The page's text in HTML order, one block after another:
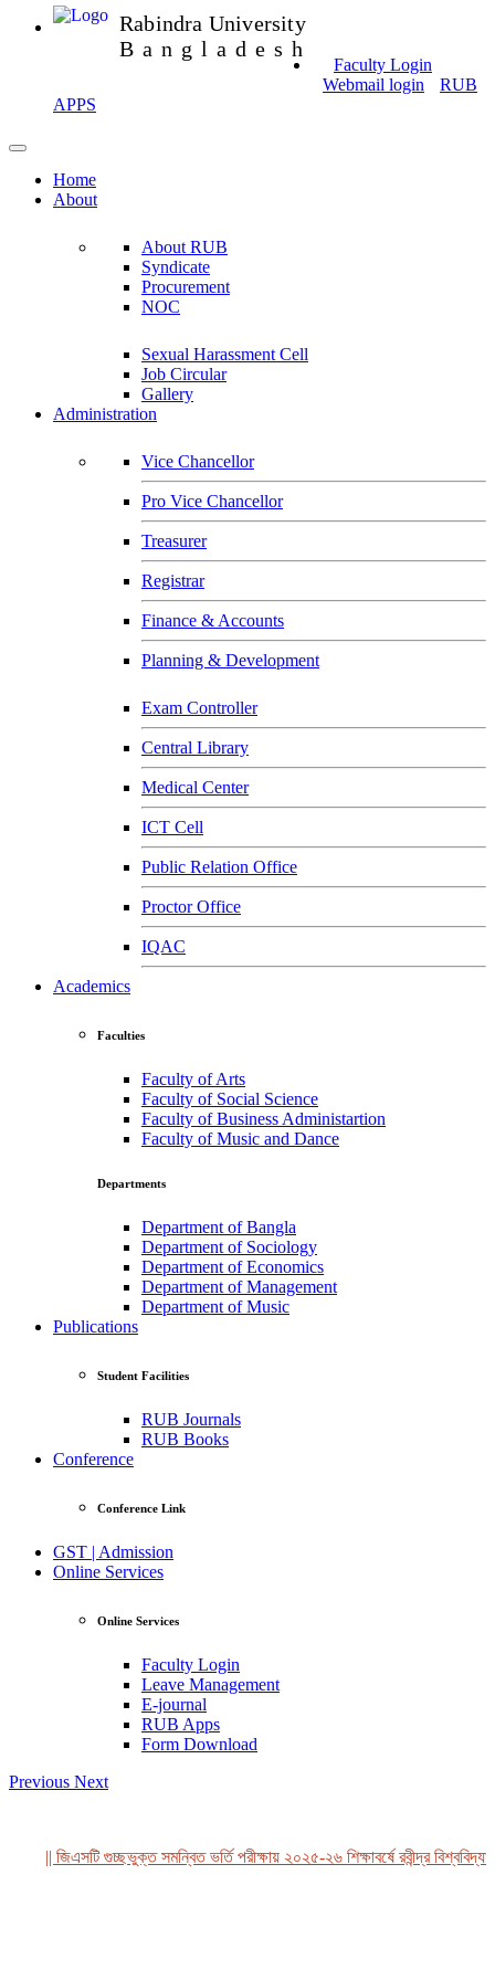
Rabindra University
Bangladesh
Faculty Login
Webmail login
RUB
APPS
Home
About
About RUB
Syndicate
Procurement
NOC
Sexual Harassment Cell
Job Circular
Gallery
Administration
Vice Chancellor
Pro Vice Chancellor
Treasurer
Registrar
Finance & Accounts
Planning & Development
Exam Controller
Central Library
Medical Center
ICT Cell
Public Relation Office
Proctor Office
IQAC
Academics
Faculties
Faculty of Arts
Faculty of Social Science
Faculty of Business Administartion
Faculty of Music and Dance
Departments
Department of Bangla
Department of Sociology
Department of Economics
Department of Management
Department of Music
Publications
Student Facilities
RUB Journals
RUB Books
Conference
Conference Link
GST | Admission
Online Services
Online Services
Faculty Login
Leave Management
E-journal
RUB Apps
Form Download
Previous Next
|| জিএসটি গুচ্ছভুক্ত সমন্বিত ভর্তি পরীক্ষায় ২০২৫-২৬ শিক্ষাবর্ষে রবীন্দ্র